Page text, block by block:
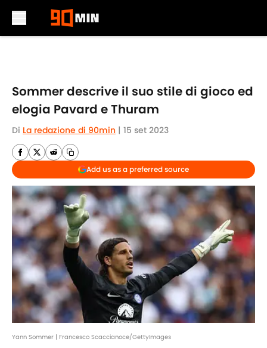
Sommer descrive il suo stile di gioco ed
elogia Pavard e Thuram
Di La redazione di 90min | 15 set 2023
Add us as a preferred source
Yann Sommer | Francesco Scaccianoce/GettyImages